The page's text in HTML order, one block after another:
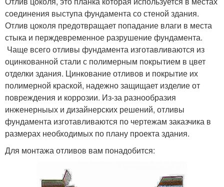
соединения выступа фундамента со стеной здания.
Отлив цоколя предотвращает попадание влаги в места
стыка и перждевременное разрушение фундамента.
Чаще всего отливы фундамента изготавливаются из
оцинкованной стали с полимерным покрытием в цвет
отделки здания. Цинкование отливов и покрытие их
полимерной краской, надежно защищает изделие от
повреждения и коррозии. Из-за разнообразия
инженерныых и дизайнерских решений, отливы
фундамента изготавливаются по чертежам заказчика в
размерах необходимых по плану проекта здания.
Для монтажа отливов вам понадобится: